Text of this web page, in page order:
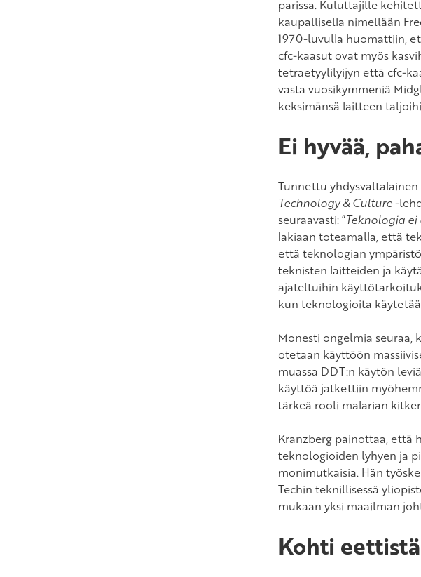
parissa. Kuluttajille
kaupallisella nimellään
1970-luvulla huomattiin,
cfc-kaasut ovat myös
tetraetyylilyijyn että cfc-
vasta vuosikymmeniä
keksimänsä laitteen
Ei hyvää,
Tunnettu
Technology & Culture-
seuraavasti: ”Teknologia ei
lakiaan toteamalla, että
että teknologian
teknisten laitteiden ja
ajateltuihin
kun teknologioita
Monesti ongelmia
otetaan käyttöön
muassa DDT:n käytön
käyttöä jatkettiin
tärkeä rooli malarian
Kranzberg painottaa, että
teknologioiden lyhyen ja
monimutkaisia. Hän
Techin teknillisessä
mukaan yksi maailman
Kohti